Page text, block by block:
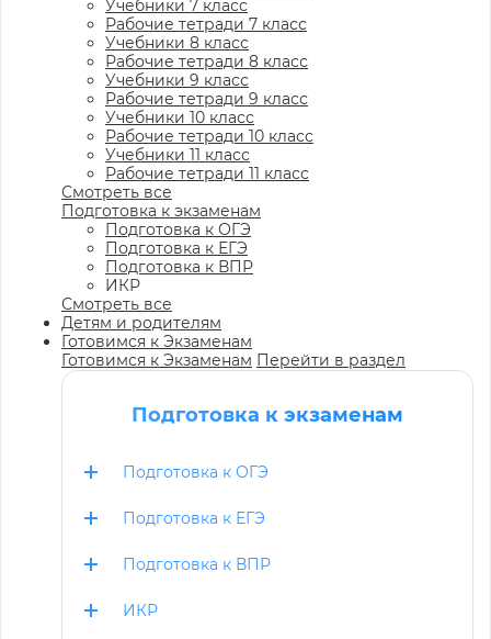
Учебники 7 класс
Рабочие тетради 7 класс
Учебники 8 класс
Рабочие тетради 8 класс
Учебники 9 класс
Рабочие тетради 9 класс
Учебники 10 класс
Рабочие тетради 10 класс
Учебники 11 класс
Рабочие тетради 11 класс
Смотреть все
Подготовка к экзаменам
Подготовка к ОГЭ
Подготовка к ЕГЭ
Подготовка к ВПР
ИКР
Смотреть все
Детям и родителям
Готовимся к Экзаменам
Готовимся к Экзаменам Перейти в раздел
Подготовка к экзаменам
Подготовка к ОГЭ
Подготовка к ЕГЭ
Подготовка к ВПР
ИКР